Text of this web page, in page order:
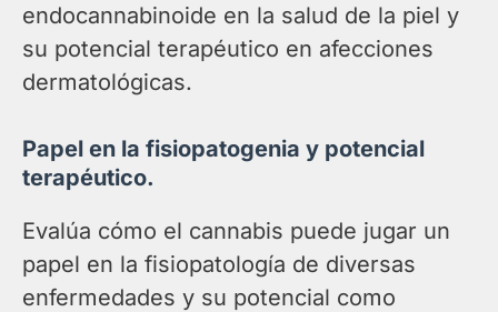
endocannabinoide en la salud de la piel y
su potencial terapéutico en afecciones
dermatológicas.
Papel en la fisiopatogenia y potencial
terapéutico.
Evalúa cómo el cannabis puede jugar un
papel en la fisiopatología de diversas
enfermedades y su potencial como